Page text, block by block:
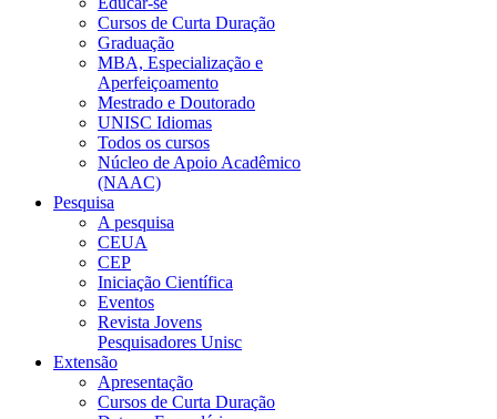
Cursos de Curta Duração
Graduação
MBA, Especialização e
Aperfeiçoamento
Mestrado e Doutorado
UNISC Idiomas
Todos os cursos
Núcleo de Apoio Acadêmico
(NAAC)
Pesquisa
A pesquisa
CEUA
CEP
Iniciação Científica
Eventos
Revista Jovens
Pesquisadores Unisc
Extensão
Apresentação
Cursos de Curta Duração